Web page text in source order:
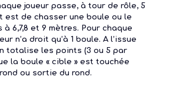
joueur passe, à tour de rôle, 5
est de chasser une boule ou le
6,7,8 et 9 mètres. Pour chaque
n’a droit qu’à 1 boule. A l’issue
totalise les points (3 ou 5 par
la boule « cible » est touchée
ou sortie du rond.